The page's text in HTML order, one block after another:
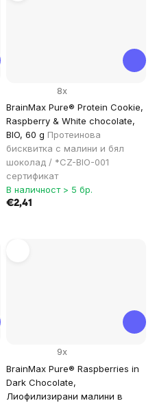
BrainMax Pure® Protein Cookie,
Raspberry & White chocolate,
BIO, 60 g Протеинова
бисквитка с малини и бял
шоколад / *CZ-BIO-001
сертификат
8x
В наличност > 5 бр.
€2,41
BrainMax Pure® Raspberries in
Dark Chocolate,
Лиофилизирани малини в
9x